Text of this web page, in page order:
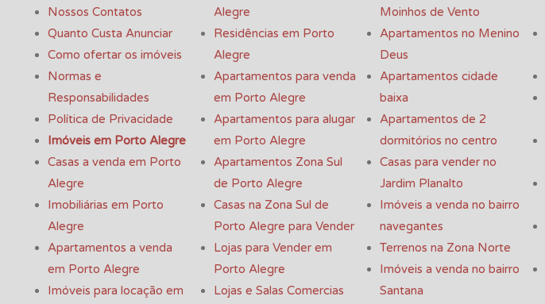
Nossos Contatos
Quanto Custa Anunciar
Como ofertar os imóveis
Normas e
Responsabilidades
Política de Privacidade
Imóveis em Porto Alegre
Casas a venda em Porto
Alegre
Imobiliárias em Porto
Alegre
Apartamentos a venda
em Porto Alegre
Imóveis para locação em
Alegre
Residências em Porto
Alegre
Apartamentos para venda
em Porto Alegre
Apartamentos para alugar
em Porto Alegre
Apartamentos Zona Sul
de Porto Alegre
Casas na Zona Sul de
Porto Alegre para Vender
Lojas para Vender em
Porto Alegre
Lojas e Salas Comercias
Moinhos de Vento
Apartamentos no Menino
Deus
Apartamentos cidade
baixa
Apartamentos de 2
dormitórios no centro
Casas para vender no
Jardim Planalto
Imóveis a venda no bairro
navegantes
Terrenos na Zona Norte
Imóveis a venda no bairro
Santana